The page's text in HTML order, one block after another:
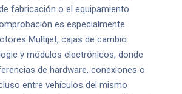
fabricación o el equipamiento
es especialmente
Multijet, cajas de cambio
y módulos electrónicos, donde
de hardware, conexiones o
entre vehículos del mismo